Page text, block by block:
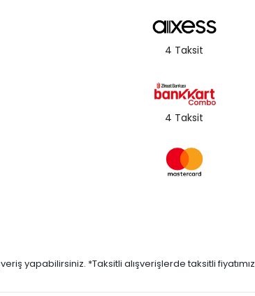
4 Taksit
4 Taksit
yapabilirsiniz. *Taksitli alışverişlerde taksitli fiyatımız